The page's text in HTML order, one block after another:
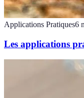
Applications Pratiques6
Les applications